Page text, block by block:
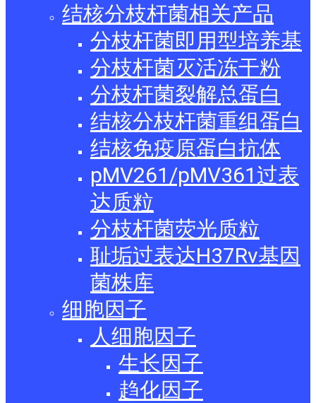
结核分枝杆菌相关产品
分枝杆菌即用型培养基
分枝杆菌灭活冻干粉
分枝杆菌裂解总蛋白
结核分枝杆菌重组蛋白
结核免疫原蛋白抗体
pMV261/pMV361过表
达质粒
分枝杆菌荧光质粒
耻垢过表达H37Rv基因
菌株库
细胞因子
人细胞因子
生长因子
趋化因子